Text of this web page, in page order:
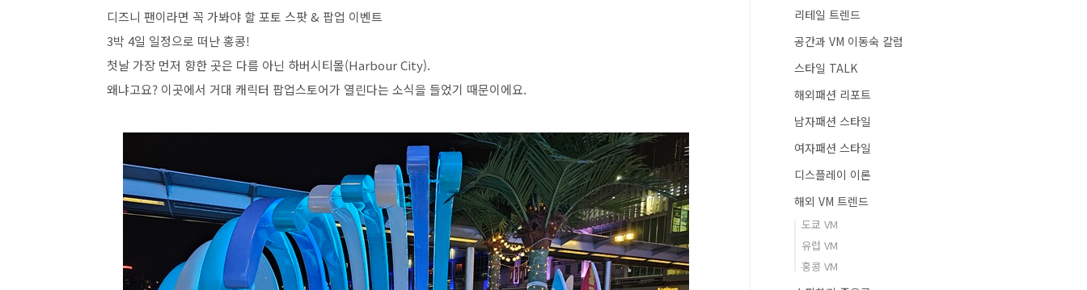
디즈니 팬이라면 꼭 가봐야 할 포토 스팟& 팝업 이벤트
3박 4일 일정으로 떠난 홍콩!
첫날 가장 먼저 향한 곳은 다름 아닌 하버시티몰(Harbour City).
왜냐고요? 이곳에서 거대 캐릭터 팝업스토어가 열린다는 소식을 들었기 때문이에요.
리테일 트렌드
공간과 VM 이동숙 칼럼
스타일 TALK
해외패션 리포트
남자패션 스타일
여자패션 스타일
디스플레이 이론
해외 VM 트렌드
도쿄 VM
유럽 VM
홍콩 VM